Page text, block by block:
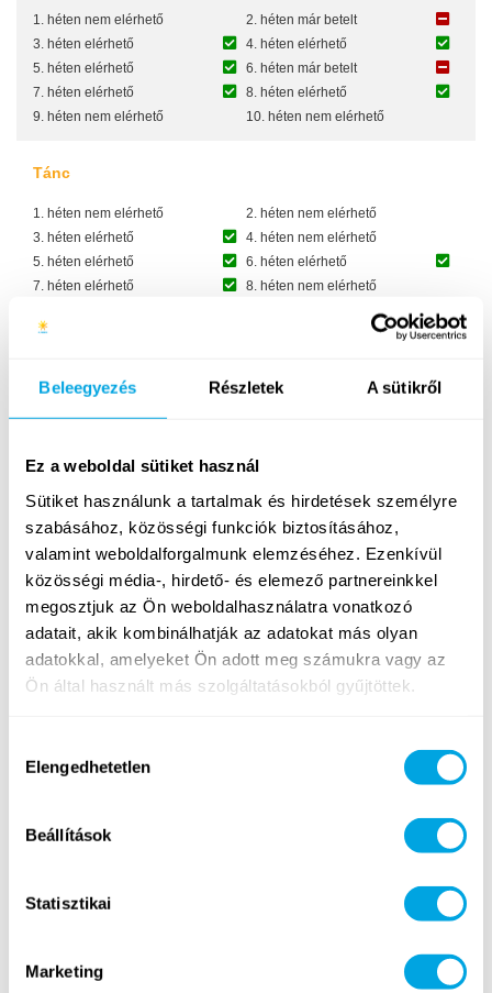
Beleegyezés Részletek A sütikről
Ez a weboldal sütiket használ
Sütiket használunk a tartalmak és hirdetések személyre
szabásához, közösségi funkciók biztosításához,
valamint weboldalforgalmunk elemzéséhez. Ezenkívül
közösségi média-, hirdető- és elemező partnereinkkel
megosztjuk az Ön weboldalhasználatra vonatkozó
adatait, akik kombinálhatják az adatokat más olyan
adatokkal, amelyeket Ön adott meg számukra vagy az
Ön által használt más szolgáltatásokból gyűjtöttek.
kiválasztása
Elengedhetetlen
Beállítások
Statisztikai
Marketing
1. héten nem elérhető
2. héten már betelt
3. héten elérhető
4. héten elérhető
5. héten elérhető
6. héten már betelt
7. héten elérhető
8. héten elérhető
9. héten nem elérhető
10. héten nem elérhető
Tánc
1. héten nem elérhető
2. héten nem elérhető
3. héten elérhető
4. héten nem elérhető
5. héten elérhető
6. héten elérhető
7. héten elérhető
8. héten nem elérhető
10. héten nem elérhető
6. héten már betelt
9. héten nem elérhető
10. héten nem elérhető
Arduino mérnök
1. héten nem elérhető
2. héten elérhető
3. héten nem elérhető
4. héten nem elérhető
5. héten elérhető
6. héten nem elérhető
7. héten nem elérhető
10. héten nem elérhető
5. héten nem elérhető